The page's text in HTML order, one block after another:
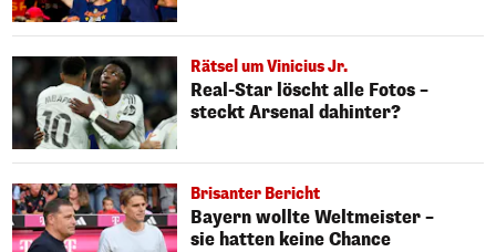
Rätsel um Vinicius Jr.
Real-Star löscht alle Fotos –
steckt Arsenal dahinter?
Brisanter Bericht
Bayern wollte Weltmeister –
sie hatten keine Chance